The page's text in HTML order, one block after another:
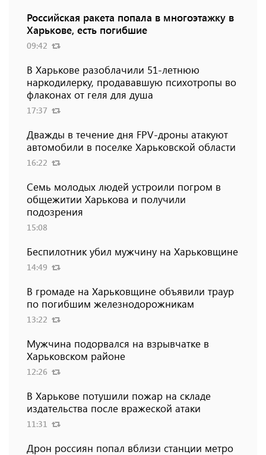
Российская ракета попала в многоэтажку в
Харькове, есть погибшие
09:42
В Харькове разоблачили 51-летнюю
наркодилерку, продававшую психотропы во
флаконах от геля для душа
17:37
Дважды в течение дня FPV-дроны атакуют
автомобили в поселке Харьковской области
16:22
Семь молодых людей устроили погром в
общежитии Харькова и получили
подозрения
15:08
Беспилотник убил мужчину на Харьковщине
14:49
В громаде на Харьковщине объявили траур
по погибшим железнодорожникам
13:22
Мужчина подорвался на взрывчатке в
Харьковском районе
12:26
В Харькове потушили пожар на складе
издательства после вражеской атаки
11:31
Дрон россиян попал вблизи станции метро